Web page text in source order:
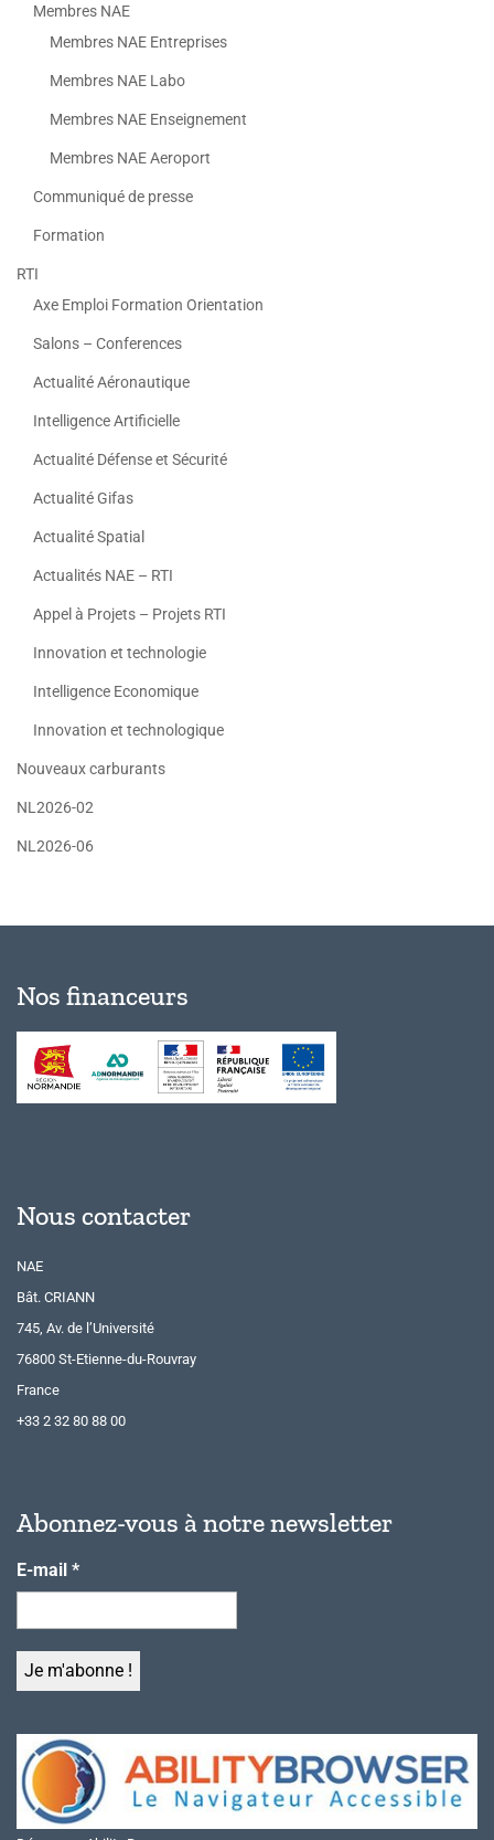
Membres NAE
Membres NAE Entreprises
Membres NAE Labo
Membres NAE Enseignement
Membres NAE Aeroport
Communiqué de presse
Formation
RTI
Axe Emploi Formation Orientation
Salons – Conferences
Actualité Aéronautique
Intelligence Artificielle
Actualité Défense et Sécurité
Actualité Gifas
Actualité Spatial
Actualités NAE – RTI
Appel à Projets – Projets RTI
Innovation et technologie
Intelligence Economique
Innovation et technologique
Nouveaux carburants
NL2026-02
NL2026-06
Nos financeurs
Nous contacter
NAE
Bât. CRIANN
745, Av. de l’Université
76800 St-Etienne-du-Rouvray
France
+33 2 32 80 88 00
Abonnez-vous à notre newsletter
E-mail *